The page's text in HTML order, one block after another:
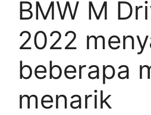
BMW M
2022
beberapa
menarik